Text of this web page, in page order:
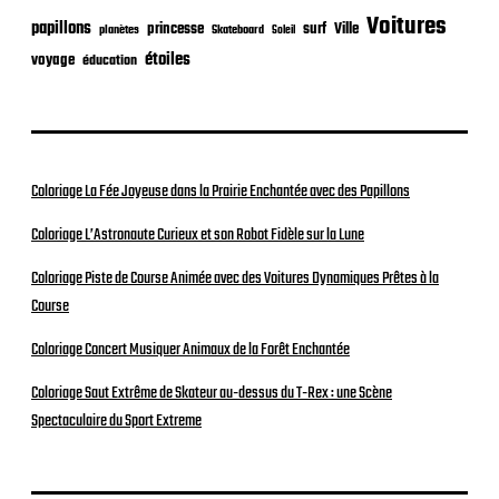
papillons planètes princesse Skateboard Soleil surf Ville Voitures
voyage éducation étoiles
Coloriage La Fée Joyeuse dans la Prairie Enchantée avec des Papillons
Coloriage L’Astronaute Curieux et son Robot Fidèle sur la Lune
Coloriage Piste de Course Animée avec des Voitures Dynamiques Prêtes à la
Course
Coloriage Concert Musiquer Animaux de la Forêt Enchantée
Coloriage Saut Extrême de Skateur au-dessus du T-Rex : une Scène
Spectaculaire du Sport Extreme